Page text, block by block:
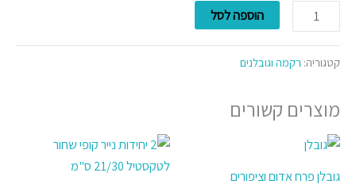
הוספה לסל
קטגוריה: רקמה וגובלנים
מוצרים קשורים
גובלן פרח אדום וציפורים